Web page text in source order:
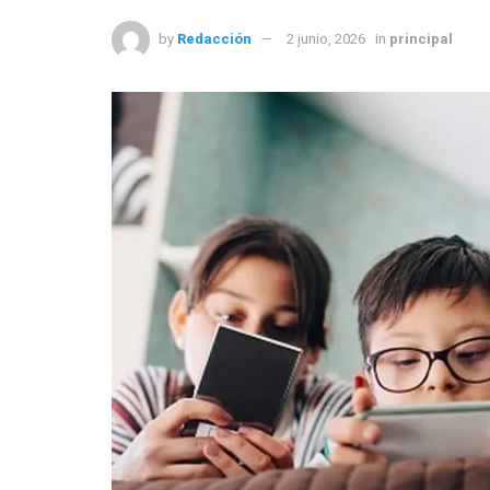
by Redacción 2 junio, 2026 in principal